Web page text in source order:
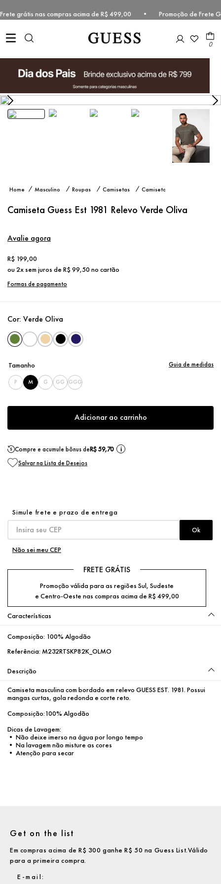
grátis nas compras acima de R$ 499,00 • Promoção de
0
Masculino Roupas Camisetas
Camiseta
Relevo
Verde
Camiseta Guess Est 1981 Relevo Verde Oliva
Avalie agora
R$ 199,00
ou2x sem juros de R$ 99,50 no cartão
Formas de pagamento
Cor: Verde Oliva
Tamanho
P M G GG GGG
Guia de medidas
Adicionar ao carrinho
Compre e acumule bônus deR$ 59,70 i
Não sei meu CEP
FRETE GRÁTIS
Promoção válida para as regiões Sul, Sudeste
e Centro-Oeste nas compras acima de R$ 499,00
Características
Composição: 100% Algodão
Referência: M232RTSKP82K_OLMO
Descrição
Camiseta masculina com bordado em relevo GUESS EST. 1981. Possui
mangas curtas, gola redonda e corte reto.
Composição:100% Algodão
Dicas de Lavagem:
• Não deixe imerso na água por longo tempo
• Na lavagem não misture as cores
• Atenção para secar
Get on the list
Em compras acima de R$ 300 ganhe R$ 50 na Guess List.Válido
para a primeira compra.